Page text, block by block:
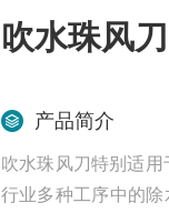
吹水珠风刀
产品简介
吹水珠风刀特别适
行业多种工序中的